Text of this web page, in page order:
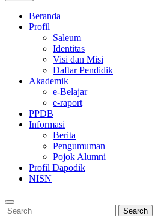
Beranda
Profil
Saleum
Identitas
Visi dan Misi
Daftar Pendidik
Akademik
e-Belajar
e-raport
PPDB
Informasi
Berita
Pengumuman
Pojok Alumni
Profil Dapodik
NISN
Search
Search